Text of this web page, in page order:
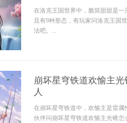
在洛克王国世界中，脆筒甜甜是
且有9种形态，有玩家问洛克王国
法吧。...
崩坏星穹铁道欢愉主
人
在崩坏星穹铁道中，欢愉主是雷
伙伴问崩坏星穹铁道欢愉主光锥